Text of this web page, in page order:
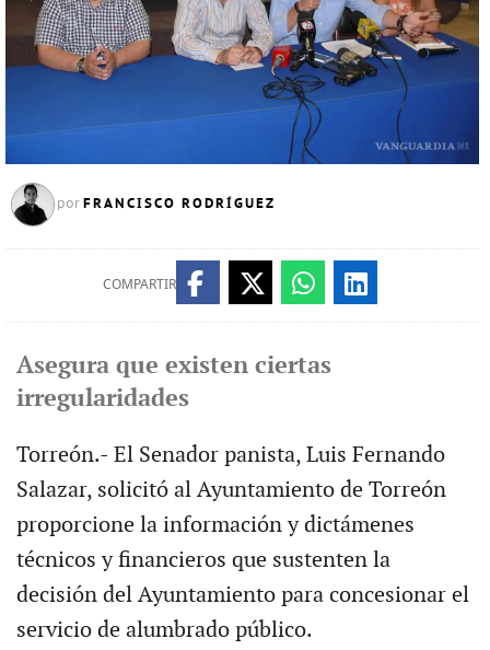
por FRANCISCO RODRÍGUEZ
COMPARTIR
Asegura que existen ciertas
irregularidades
Torreón.- El Senador panista, Luis Fernando
Salazar, solicitó al Ayuntamiento de Torreón
proporcione la información y dictámenes
técnicos y financieros que sustenten la
decisión del Ayuntamiento para concesionar el
servicio de alumbrado público.